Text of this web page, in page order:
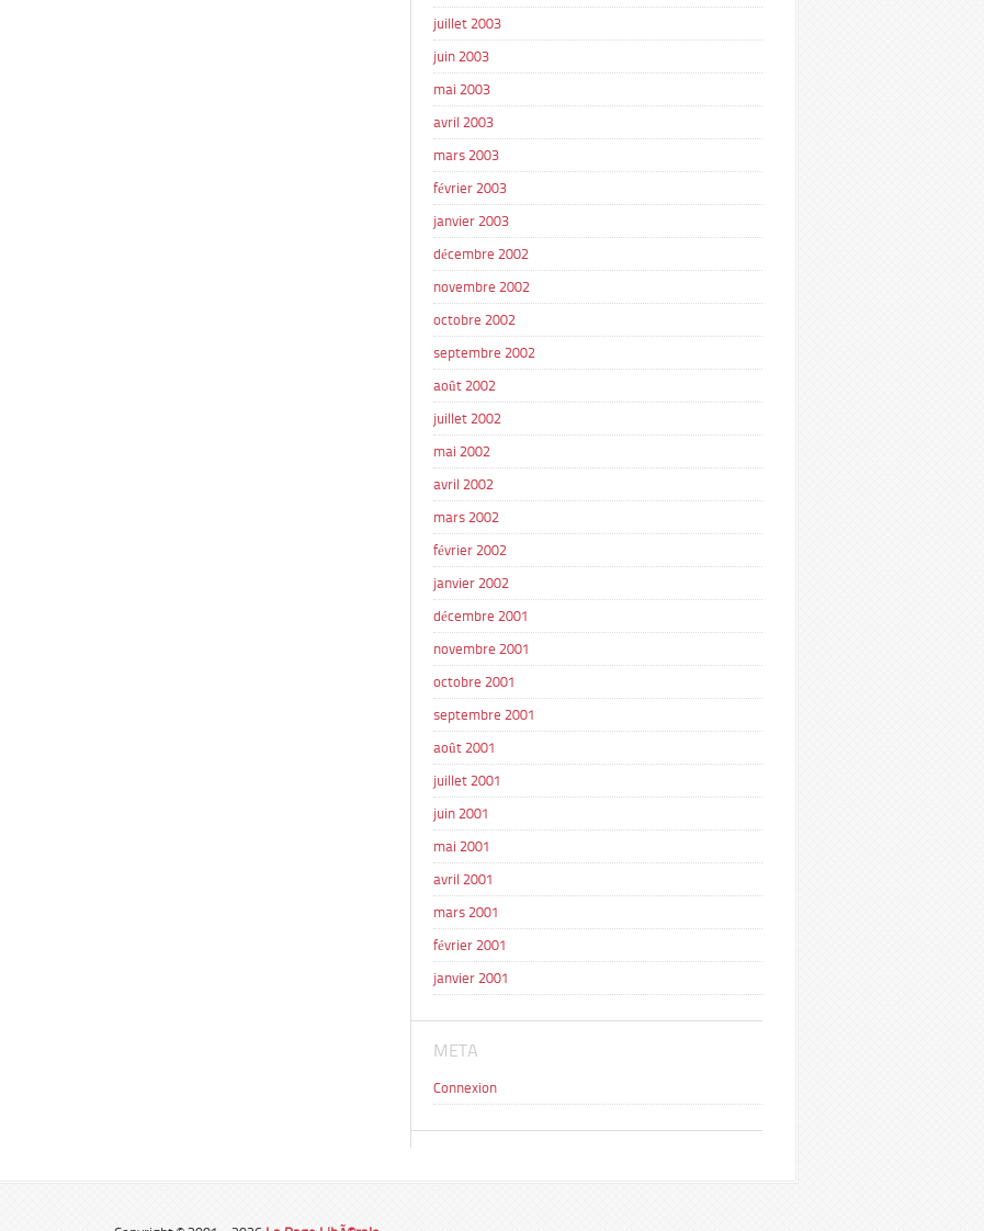
juillet 2003
juin 2003
mai 2003
avril 2003
mars 2003
février 2003
janvier 2003
décembre 2002
novembre 2002
octobre 2002
septembre 2002
août 2002
juillet 2002
mai 2002
avril 2002
mars 2002
février 2002
janvier 2002
décembre 2001
novembre 2001
octobre 2001
septembre 2001
août 2001
juillet 2001
juin 2001
mai 2001
avril 2001
mars 2001
février 2001
janvier 2001
META
Connexion